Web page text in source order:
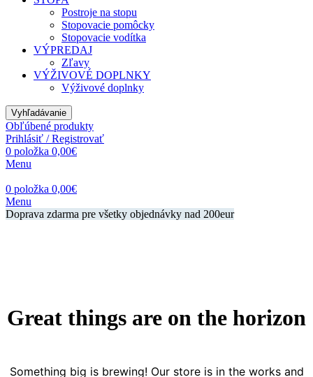
Postroje na stopu
Stopovacie pomôcky
Stopovacie vodítka
VÝPREDAJ
Zľavy
VÝŽIVOVÉ DOPLNKY
Výživové doplnky
Vyhľadávanie
Obľúbené produkty
Prihlásiť / Registrovať
0 položka 0,00€
Menu
0 položka 0,00€
Menu
Doprava zdarma pre všetky objednávky nad 200eur
Great things are on the horizon
Something big is brewing! Our store is in the works and